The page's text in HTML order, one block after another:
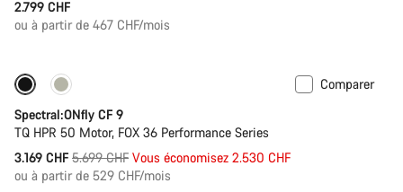
2.799 CHF
ou à partir de 467 CHF/mois
Disponible uniquement en L | XL
Comparer
Spectral:ONfly CF 9
TQ HPR 50 Motor, FOX 36 Performance Series
3.169 CHF Prix
5.699 CHF Vous économisez 2.530 CHF
ou à partir de 529 CHF/mois